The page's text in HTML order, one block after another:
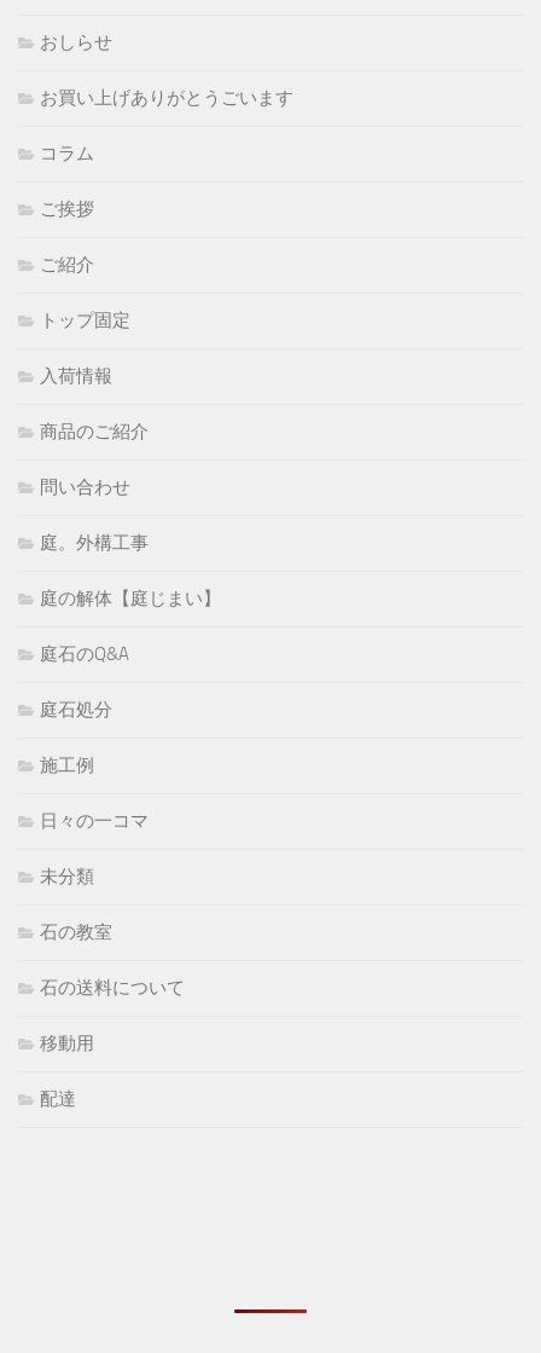
おしらせ
お買い上げありがとうごいます
コラム
ご挨拶
ご紹介
トップ固定
入荷情報
商品のご紹介
問い合わせ
庭。外構工事
庭の解体【庭じまい】
庭石のQ&A
庭石処分
施工例
日々の一コマ
未分類
石の教室
石の送料について
移動用
配達